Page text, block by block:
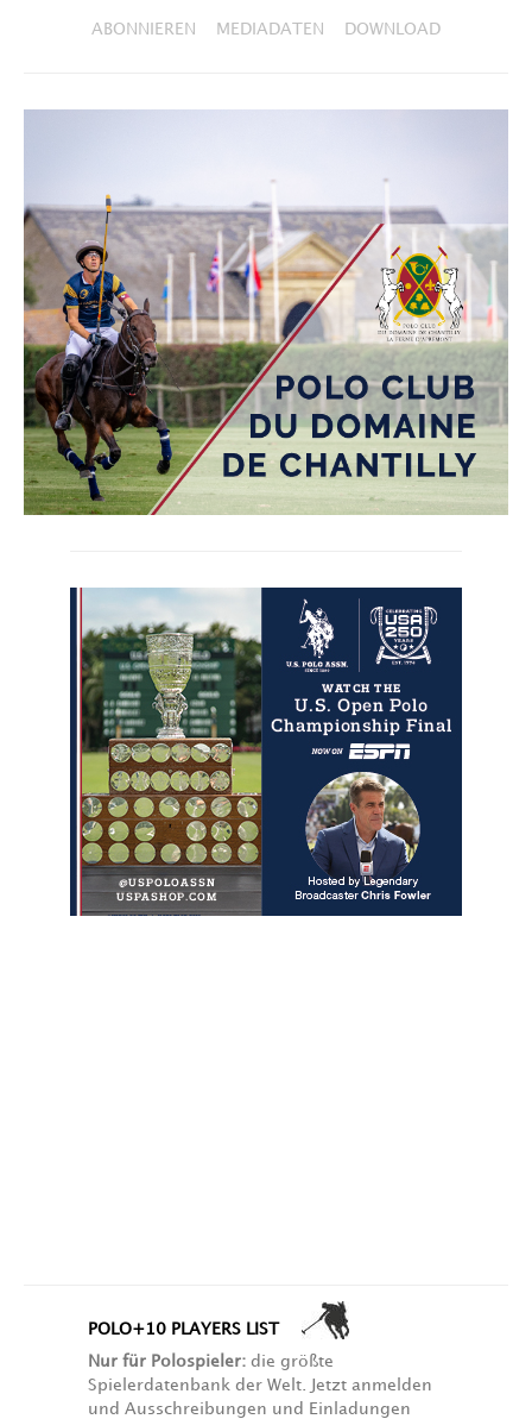
ABONNIEREN MEDIADATEN DOWNLOAD
POLO+10 PLAYERS LIST
Nur für Polospieler: die größte
Spielerdatenbank der Welt. Jetzt anmelden
und Ausschreibungen und Einladungen